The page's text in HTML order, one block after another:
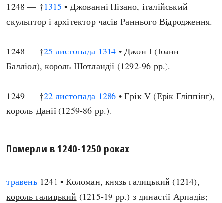
1248 — †1315 • Джованні Пізано, італійський
скульптор і архітектор часів Раннього Відродження.
1248 — †25 листопада 1314 • Джон I (Іоанн
Балліол), король Шотландії (1292-96 рр.).
1249 — †22 листопада 1286 • Ерік V (Ерік Гліппінг),
король Данії (1259-86 рр.).
Померли в 1240-1250 роках
травень1241 • Коломан, князь галицький (1214),
король галицький (1215-19 рр.) з династії Арпадів;